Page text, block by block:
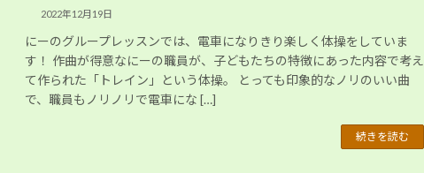
2022年12月19日
にーのグループレッスンでは、電車になりきり楽しく体操をしていま
す！ 作曲が得意なにーの職員が、子どもたちの特徴にあった内容で考え
て作られた「トレイン」という体操。 とっても印象的なノリのいい曲
で、職員もノリノリで電車にな […]
続きを読む